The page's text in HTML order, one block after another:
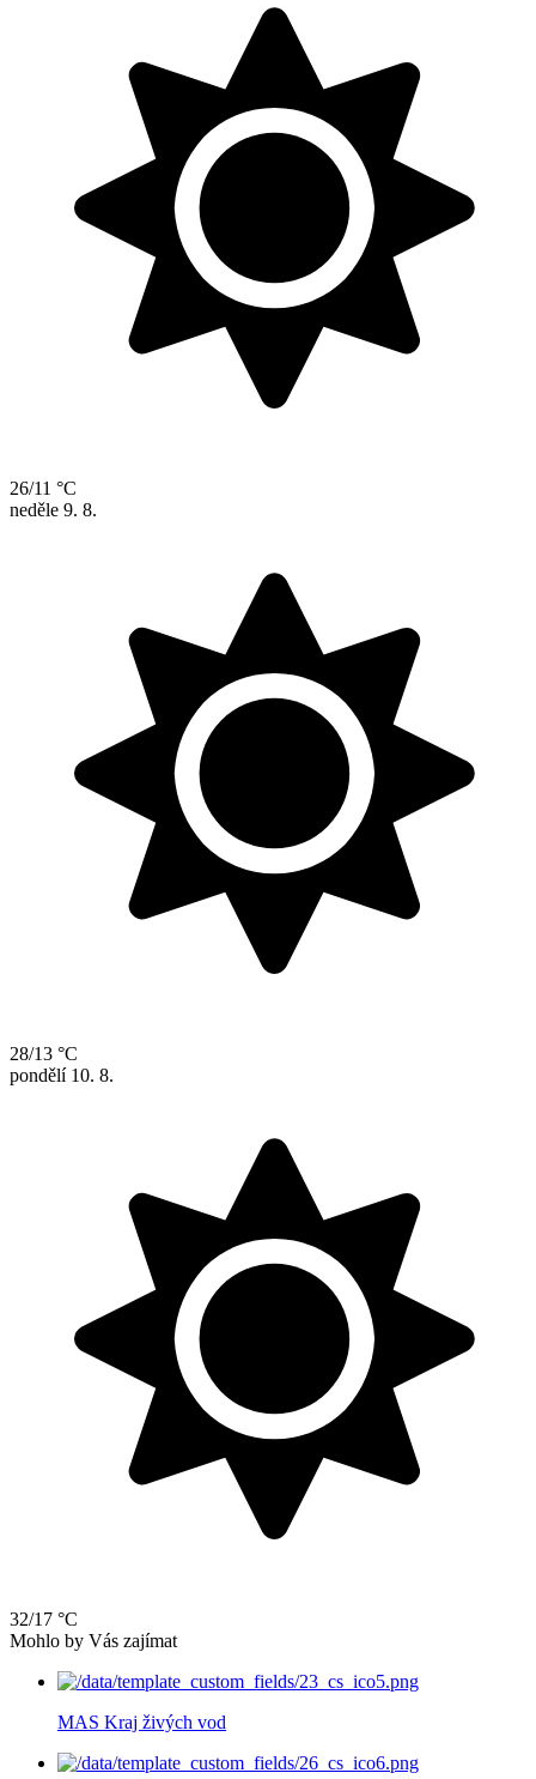
26/11 °C
neděle 9. 8.
28/13 °C
pondělí 10. 8.
32/17 °C
Mohlo by Vás zajímat
MAS Kraj živých vod